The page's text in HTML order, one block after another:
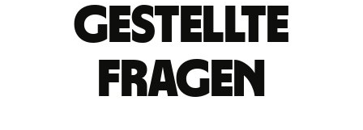
gestellte
Fragen